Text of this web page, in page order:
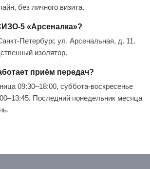
без личного визита.
5 «Арсеналка»?
Петербург, ул. Арсенальная, д. 11.
изолятор.
приём передач?
09:30–18:00, суббота-воскресенье
Последний понедельник месяца